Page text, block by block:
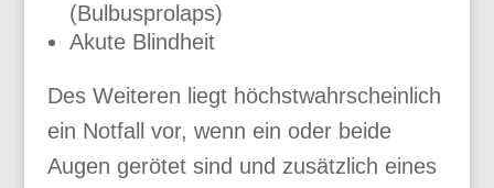
(Bulbusprolaps)
Akute Blindheit
Des Weiteren liegt höchstwahrscheinlich
ein Notfall vor, wenn ein oder beide
Augen gerötet sind und zusätzlich eines